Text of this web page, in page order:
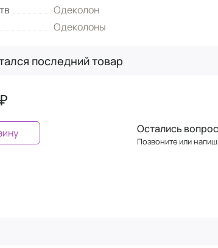
Одеколон
Одеколоны
последний товар
Остались
Позвоните или